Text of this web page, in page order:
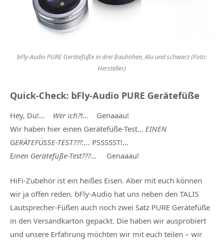
bFly-Audio PURE Gerätefüße in drei Bauhöhen, Alu und schwarz (Foto:
Hersteller)
Quick-Check: bFly-Audio PURE Gerätefüße
Hey, Du!… Wer ich?!…
Genaaau!
Wir haben hier einen Gerätefüße-Test… EINEN
GERÄTEFÜSSE-TEST???…. PSSSSST!…
Einen Gerätefüße-Test???… Genaaau!
HiFi-Zubehör ist ein heißes Eisen. Aber mit euch können
wir ja offen reden. bFly-Audio hat uns neben den TALIS
Lautsprecher-Füßen auch noch zwei Satz PURE Gerätefüße
in den Versandkarton gepackt. Die haben wir ausprobiert
und unsere Erfahrung möchten wir mit euch teilen – wir